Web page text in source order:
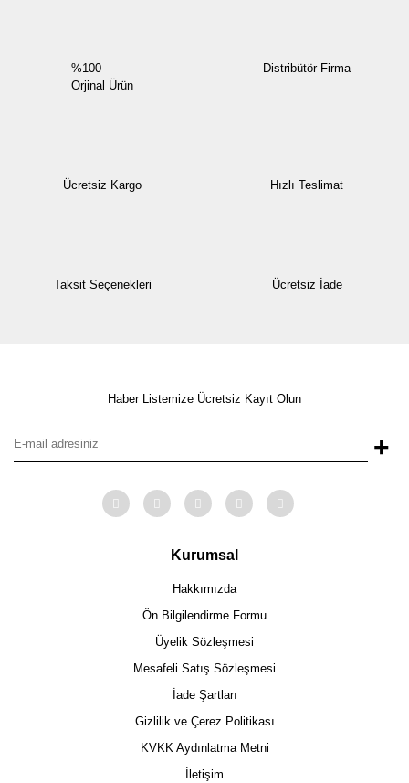
%100
Orjinal Ürün
Distribütör Firma
Ücretsiz Kargo Hızlı Teslimat
Taksit Seçenekleri Ücretsiz İade
Haber Listemize Ücretsiz Kayıt Olun
+
Kurumsal
Hakkımızda
Ön Bilgilendirme Formu
Üyelik Sözleşmesi
Mesafeli Satış Sözleşmesi
İade Şartları
Gizlilik ve Çerez Politikası
KVKK Aydınlatma Metni
İletişim